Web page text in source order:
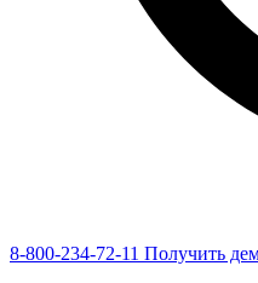
8-800-234-72-11 Получить